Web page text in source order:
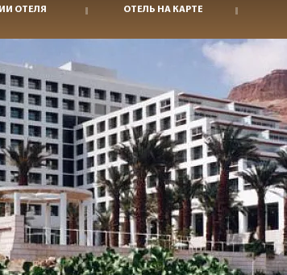
ОТЕЛЯ ОТЕЛЬ НА КАРТЕ